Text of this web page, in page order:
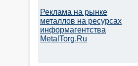
Реклама на рынке
металлов на ресурсах
информагентства
MetalTorg.Ru